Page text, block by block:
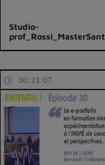
Studio-
00:23:07